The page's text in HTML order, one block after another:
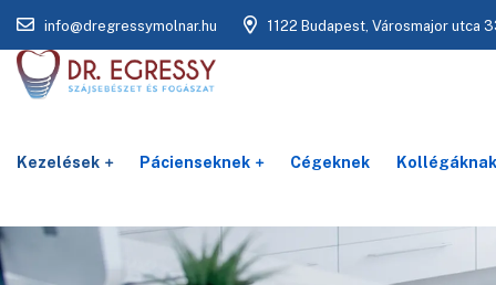
info@dregressymolnar.hu 1122 Budapest, Városmajor utca
Kezelések Pácienseknek Cégeknek Kollégáknak